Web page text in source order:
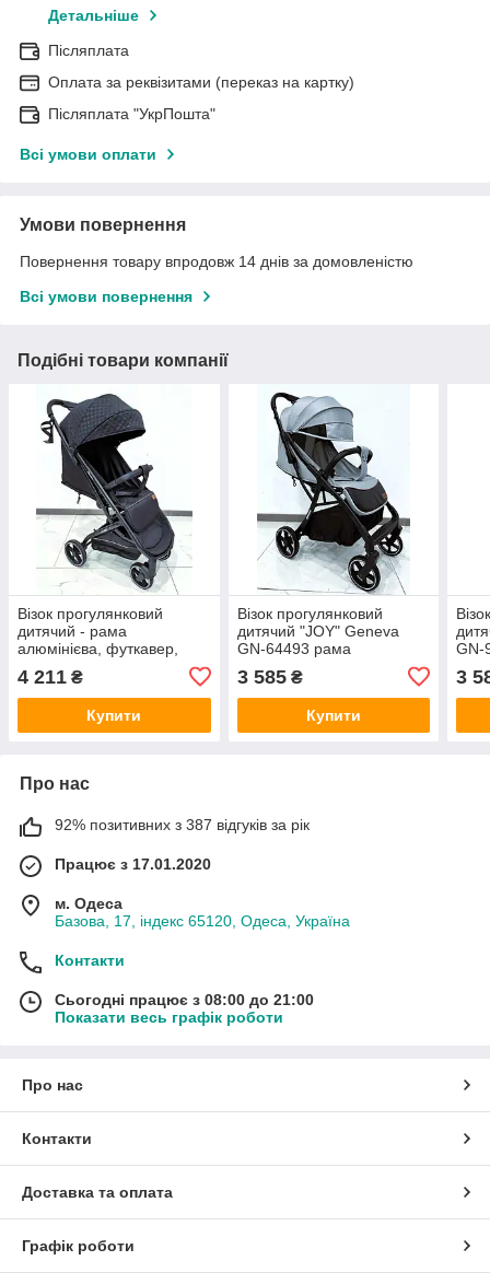
Детальніше
Післяплата
Оплата за реквізитами (переказ на картку)
Післяплата "УкрПошта"
Всі умови оплати
Умови повернення
Повернення товару впродовж 14 днів за домовленістю
Всі умови повернення
Подібні товари компанії
Візок прогулянковий
дитячий - рама
алюмінієва, футкавер,
підсклянник, телескопічна
ручка Elegans A-50463
4 211 ₴
Купити
Візок прогулянковий
дитячий "JOY" Geneva
GN-64493 рама
підсклянник, телескопічна
ручка
3 585₴
Купити
GN-
3
Про нас
92% позитивних з 387 відгуків за рік
Працює з 17.01.2020
м. Одеса
Базова, 17, індекс 65120, Одеса, Україна
Контакти
Сьогодні працює з 08:00 до 21:00
Показати весь графік роботи
Про нас
Контакти
Доставка та оплата
Графік роботи